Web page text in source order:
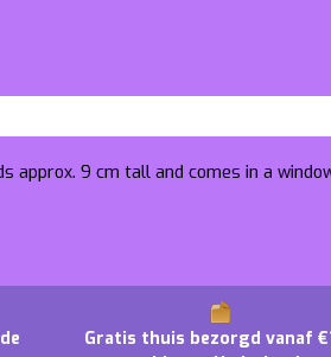
approx. 9 cm tall and comes in a
Gratis thuis bezorgd vanaf